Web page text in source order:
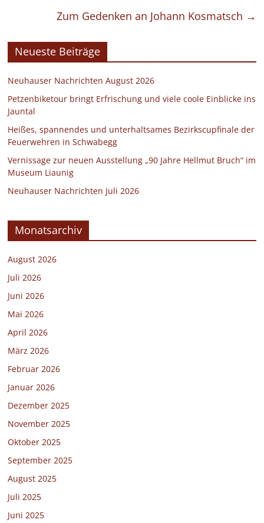
Zum Gedenken an Johann Kosmatsch →
Neueste Beiträge
Neuhauser Nachrichten August 2026
Petzenbiketour bringt Erfrischung und viele coole Einblicke ins
Jauntal
Heißes, spannendes und unterhaltsames Bezirkscupfinale der
Feuerwehren in Schwabegg
Vernissage zur neuen Ausstellung „90 Jahre Hellmut Bruch“ im
Museum Liaunig
Neuhauser Nachrichten Juli 2026
Monatsarchiv
August 2026
Juli 2026
Juni 2026
Mai 2026
April 2026
März 2026
Februar 2026
Januar 2026
Dezember 2025
November 2025
Oktober 2025
September 2025
August 2025
Juli 2025
Juni 2025